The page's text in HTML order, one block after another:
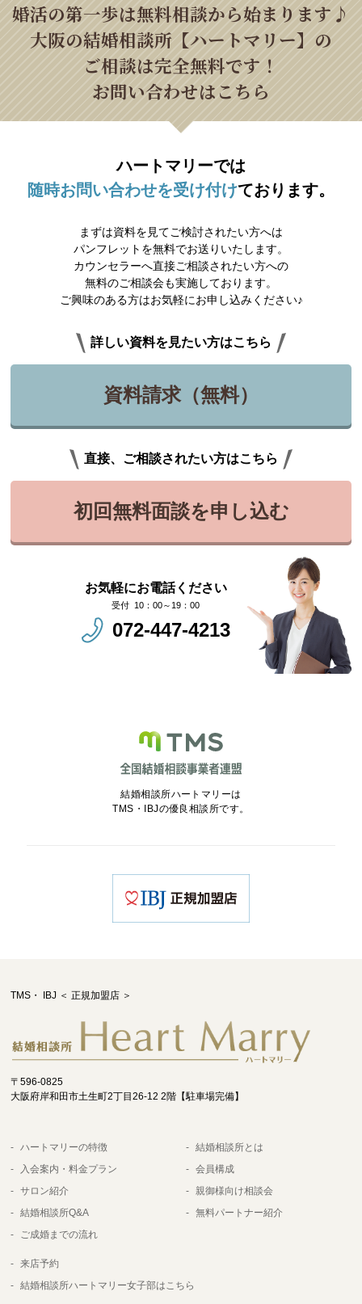
婚活の第一歩は無料相談から始まります♪
大阪の結婚相談所【ハートマリー】の
ご相談は完全無料です！
お問い合わせはこちら
ハートマリーでは
随時お問い合わせを受け付けております。
まずは資料を見てご検討されたい方へは
パンフレットを無料でお送りいたします。
カウンセラーへ直接ご相談されたい方への
無料のご相談会も実施しております。
ご興味のある方はお気軽にお申し込みください♪
詳しい資料を見たい方はこちら
資料請求（無料）
直接、ご相談されたい方はこちら
初回無料面談を申し込む
お気軽にお電話ください
10：00～19：00
072-447-4213
結婚相談所ハートマリーは
TMS・IBJの優良相談所です。
TMS・ IBJ ＜ 正規加盟店 ＞
〒596-0825
大阪府岸和田市土生町2丁目26-12 2階【駐車場完備】
ハートマリーの特徴
入会案内・料金プラン
サロン紹介
結婚相談所Q&A
ご成婚までの流れ
結婚相談所とは
会員構成
親御様向け相談会
無料パートナー紹介
来店予約
結婚相談所ハートマリー女子部はこちら